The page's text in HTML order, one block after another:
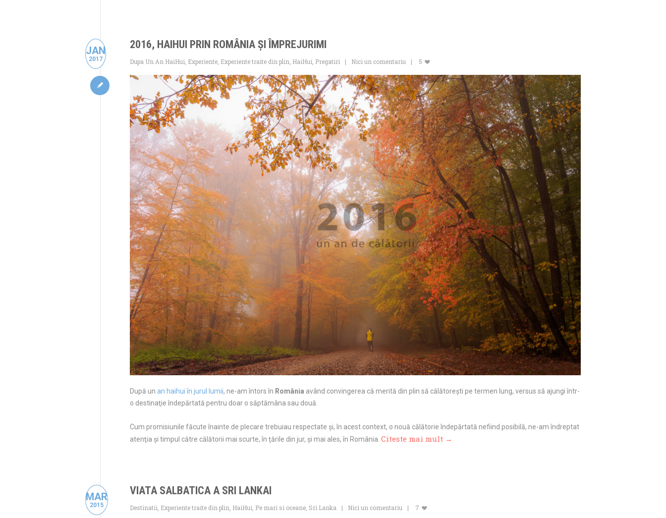
JAN
2017
2016, HAIHUI PRIN ROMÂNIA ŞI ÎMPREJURIMI
Dupa Un An HaiHui Experiente Experiente traite din plin HaiHui Pregatiri Nici un comentariu 5
După un an haihui în jurul lumii, ne-am întors în România având convingerea că merită din plin să călătoreşti pe termen lung, versus să ajungi într-
o destinaţie îndepărtată pentru doar o săptămâna sau două.
Cum promisiunile făcute înainte de plecare trebuiau respectate şi, în acest context, o nouă călătorie îndepărtată nefiind posibilă, ne-am îndreptat
atenţia şi timpul către călătorii mai scurte, în ţările din jur, şi mai ales, în România. Citeste mai mult →
MAR
2015
VIATA SALBATICA A SRI LANKAI
Destinatii Experiente traite din plin HaiHui Pe mari si oceane Sri Lanka Nici un comentariu 7